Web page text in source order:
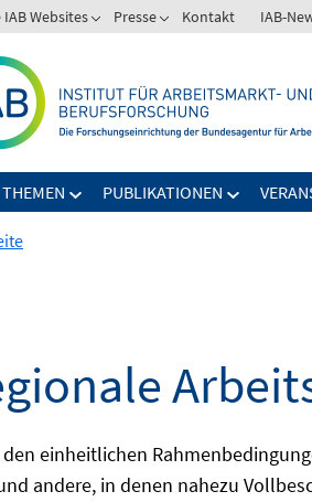
Websites Presse Kontakt IAB-
THEMEN PUBLIKATIONEN
einheitlichen
andere, in denen nahezu